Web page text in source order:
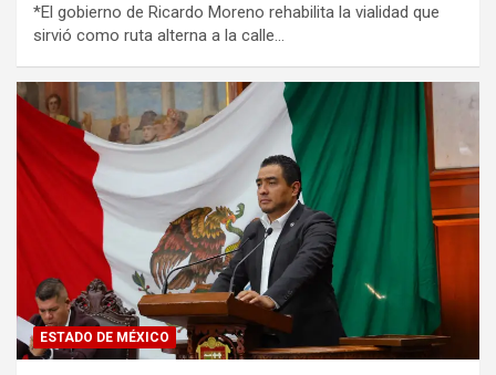
*El gobierno de Ricardo Moreno rehabilita la vialidad que
sirvió como ruta alterna a la calle…
ESTADO DE MÉXICO